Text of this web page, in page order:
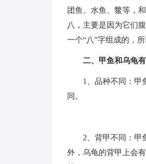
团鱼、水鱼、鳖等，
八，主要是因为它们
一个“八”字组成的，
二、甲鱼和乌龟
1、品种不同：甲
同。
2、背甲不同：甲
外，乌龟的背甲上会